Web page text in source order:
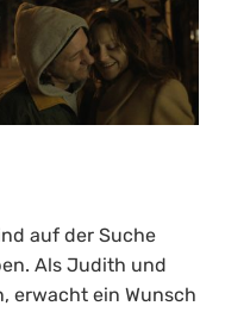
auf der Suche
Als Judith und
erwacht ein Wunsch